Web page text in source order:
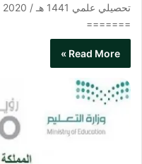
=======
Read More »